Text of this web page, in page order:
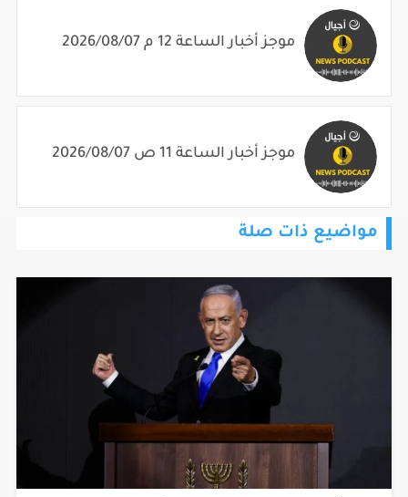
موجز أخبار الساعة 12 م 2026/08/07
موجز أخبار الساعة 11 ص 2026/08/07
مواضيع ذات صلة